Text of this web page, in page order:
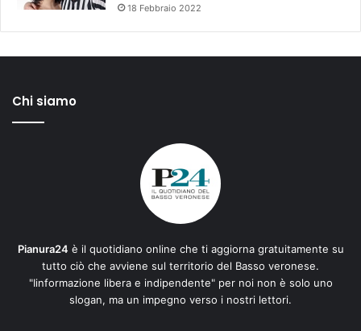
18 Febbraio 2022
Chi siamo
Pianura24 è il quotidiano online che ti aggiorna gratuitamente su
tutto ciò che avviene sul territorio del Basso veronese.
"Iinformazione libera e indipendente" per noi non è solo uno
slogan, ma un impegno verso i nostri lettori.